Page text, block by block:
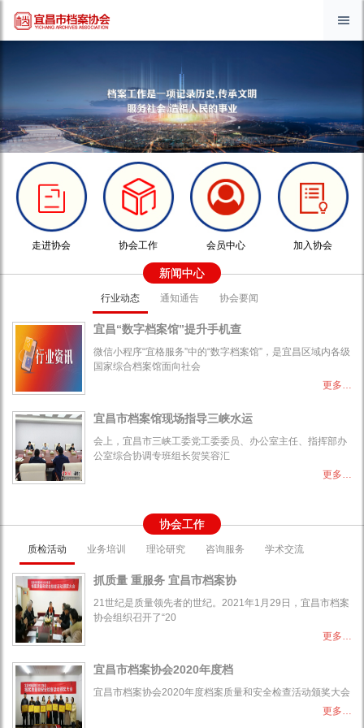
走进协会 协会工作 会员中心 加入协会
新闻中心
行业动态 通知通告 协会要闻
宜昌“数字档案馆”提升手机查
微信小程序“宜格服务”中的“数字档案馆”，是宜昌区域内各级
国家综合档案馆面向社会
更多…
宜昌市档案馆现场指导三峡水运
会上，宜昌市三峡工委党工委委员、办公室主任、指挥部办
公室综合协调专班组长贺笑容汇
更多…
协会工作
质检活动 业务培训 理论研究 咨询服务 学术交流
抓质量 重服务 宜昌市档案协
21世纪是质量领先者的世纪。2021年1月29日，宜昌市档案
协会组织召开了“20
更多…
宜昌市档案协会2020年度档
宜昌市档案协会2020年度档案质量和安全检查活动颁奖大会
更多…